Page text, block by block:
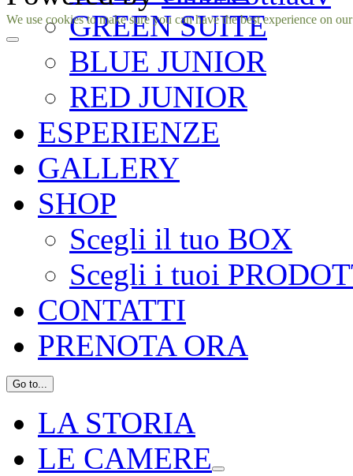
GREEN SUITE
BLUE JUNIOR
RED JUNIOR
ESPERIENZE
GALLERY
SHOP
Scegli il tuo BOX
Scegli i tuoi
CONTATTI
PRENOTA ORA
Go to...
LA STORIA
LE CAMERE
Facebook
Instagram
We use cookies to make sure you can have the best experience on